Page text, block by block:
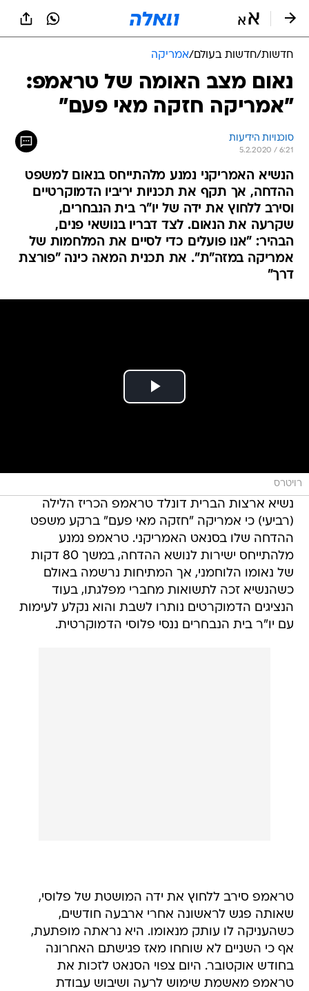
חדשות/חדשות בעולם/אמריקה
נאום מצב האומה של טראמפ:
"אמריקה חזקה מאי פעם"
סוכנויות הידיעות
5.2.2020 / 6:21
הנשיא האמריקני נמנע מלהתייחס בנאום למשפט
ההדחה, אך תקף את תכניות יריביו הדמוקרטיים
וסירב ללחוץ את ידה של יו"ר בית הנבחרים,
שקרעה את הנאום. לצד דבריו בנושאי פנים,
הבהיר: "אנו פועלים כדי לסיים את המלחמות של
אמריקה במזה"ת". את תכנית המאה כינה "פורצת
דרך"
רויטרס
נשיא ארצות הברית דונלד טראמפ הכריז הלילה
(רביעי) כי אמריקה "חזקה מאי פעם" ברקע משפט
ההדחה שלו בסנאט האמריקני. טראמפ נמנע
מלהתייחס ישירות לנושא ההדחה, במשך 80 דקות
של נאומו הלוחמני, אך המתיחות נרשמה באולם
כשהנשיא זכה לתשואות מחברי מפלגתו, בעוד
הנציגים הדמוקרטים נותרו לשבת והוא נקלע לעימות
עם יו"ר בית הנבחרים ננסי פלוסי הדמוקרטית.
טראמפ סירב ללחוץ את ידה המושטת של פלוסי,
שאותה פגש לראשונה אחרי ארבעה חודשים,
כשהעניקה לו עותק מנאומו. היא נראתה מופתעת,
אף כי השניים לא שוחחו מאז פגישתם האחרונה
בחודש אוקטובר. היום צפוי הסנאט לזכות את
טראמפ מאשמת שימוש לרעה ושיבוש עבודת